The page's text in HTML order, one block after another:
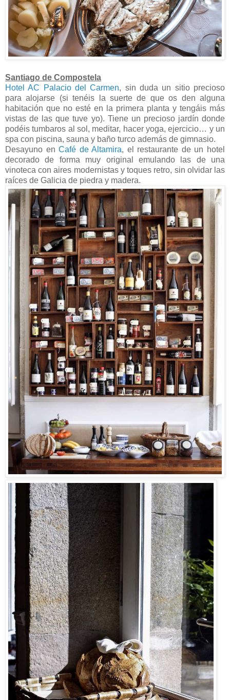
Santiago de Compostela
Hotel AC Palacio del Carmen, sin duda un sitio precioso
para alojarse (si tenéis la suerte de que os den alguna
habitación que no esté en la primera planta y tengáis más
vistas de las que tuve yo). Tiene un precioso jardín donde
podéis tumbaros al sol, meditar, hacer yoga, ejercicio… y un
spa con piscina, sauna y baño turco además de gimnasio.
Desayuno enCafé de Altamira, el restaurante de un hotel
decorado de forma muy original emulando las de una
vinoteca con aires modernistas y toques retro, sin olvidar las
raíces de Galicia de piedra y madera.